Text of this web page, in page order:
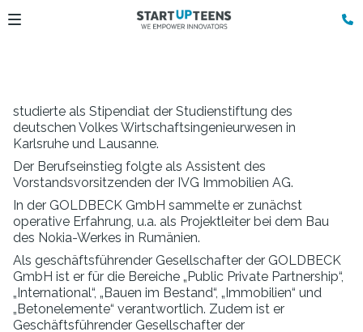
studierte als Stipendiat der Studienstiftung des
deutschen Volkes Wirtschaftsingenieurwesen in
Karlsruhe und Lausanne.
Der Berufseinstieg folgte als Assistent des
Vorstandsvorsitzenden der IVG Immobilien AG.
In der GOLDBECK GmbH sammelte er zunächst
operative Erfahrung, u.a. als Projektleiter bei dem Bau
des Nokia-Werkes in Rumänien.
Als geschäftsführender Gesellschafter der GOLDBECK
GmbH ist er für die Bereiche „Public Private Partnership“,
„International“, „Bauen im Bestand“, „Immobilien“ und
„Betonelemente“ verantwortlich. Zudem ist er
Geschäftsführender Gesellschafter der